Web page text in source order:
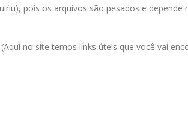
pois os arquivos são pesados e depende
no site temos links úteis que você vai